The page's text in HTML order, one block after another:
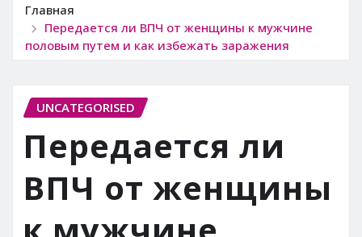
Главная
Передается ли ВПЧ от женщины к мужчине
половым путем и как избежать заражения
UNCATEGORISED
Передается ли
ВПЧ от женщины